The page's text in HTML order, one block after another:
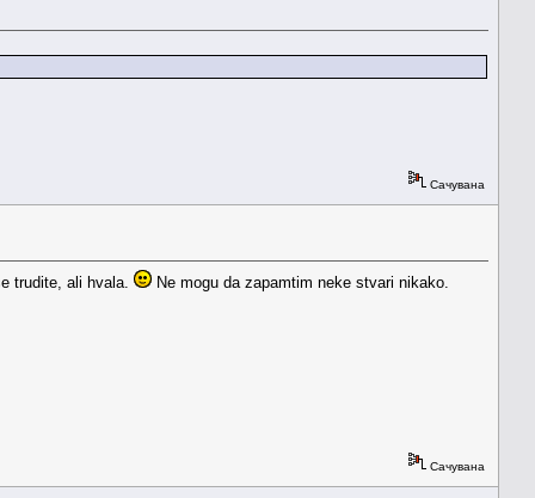
Сачувана
trudite, ali hvala. Ne mogu da zapamtim neke stvari nikako.
Сачувана